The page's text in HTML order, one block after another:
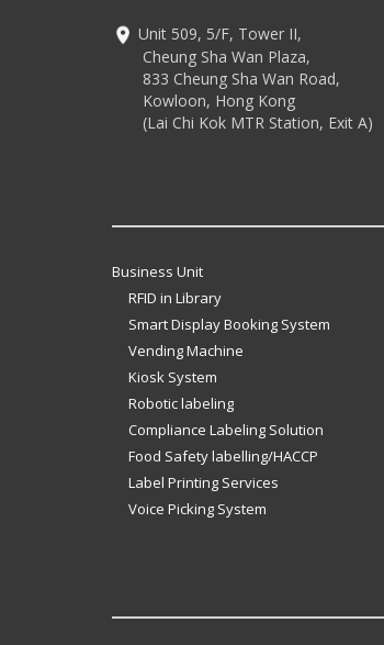
Unit 509, 5/F, Tower II,
Cheung Sha Wan Plaza,
833 Cheung Sha Wan Road,
Kowloon, Hong Kong
(Lai Chi Kok MTR Station, Exit A)
Business Unit
RFID in Library
Smart Display Booking System
Vending Machine
Kiosk System
Robotic labeling
Compliance Labeling Solution
Food Safety labelling/HACCP
Label Printing Services
Voice Picking System